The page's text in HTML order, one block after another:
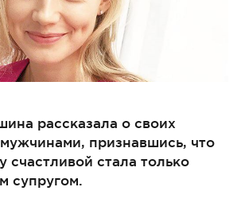
рассказала о своих
признавшись, что
счастливой стала только
супругом.